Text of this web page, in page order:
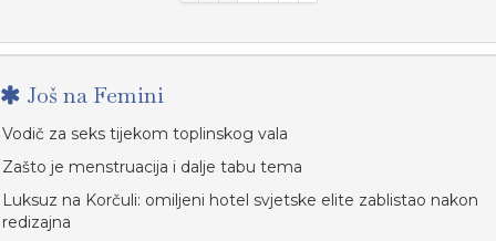
Još na Femini
Vodič za seks tijekom toplinskog vala
Zašto je menstruacija i dalje tabu tema
Luksuz na Korčuli: omiljeni hotel svjetske elite zablistao nakon
redizajna